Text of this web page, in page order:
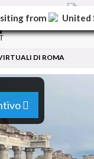
la versione
DI ROMA
from United